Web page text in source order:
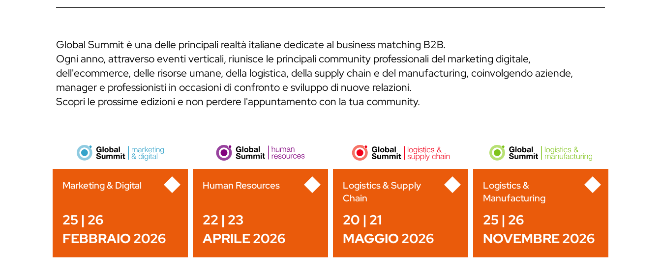
Global Summit è una delle principali realtà italiane dedicate al business matching B2B.
Ogni anno, attraverso eventi verticali, riunisce le principali community professionali del marketing digitale,
dell'ecommerce, delle risorse umane, della logistica, della supply chain e del manufacturing, coinvolgendo aziende,
manager e professionisti in occasioni di confronto e sviluppo di nuove relazioni.
Scopri le prossime edizioni e non perdere l'appuntamento con la tua community.
Marketing & Digital
25 | 26
FEBBRAIO 2026
Human Resources
22 | 23
APRILE 2026
Logistics & Supply
Chain
20 | 21
MAGGIO 2026
Logistics &
Manufacturing
25 | 26
NOVEMBRE 2026